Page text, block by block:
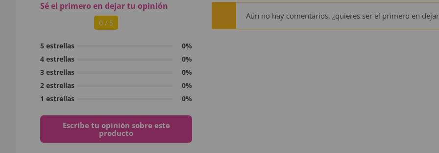
Sé el primero en dejar tu opinión
0 / 5
5 estrellas
0%
4 estrellas
0%
3 estrellas
0%
2 estrellas
0%
1 estrellas
0%
Escribe tu opinión sobre este
producto
Aún no hay comentarios, ¿quieres ser el primero en